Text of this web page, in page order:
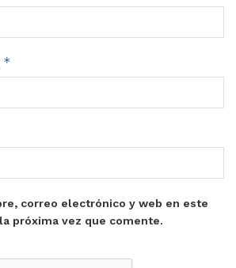
*
correo electrónico y web en este
próxima vez que comente.